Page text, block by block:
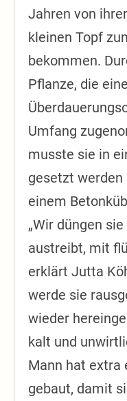
Jahren von
kleinen Topf
bekommen.
Pflanze, die
Umfang
musste sie in
gesetzt
einem
„Wir düngen
austreibt, mit
erklärt Jutta
werde sie
wieder
kalt und
Mann hat extra
gebaut, damit